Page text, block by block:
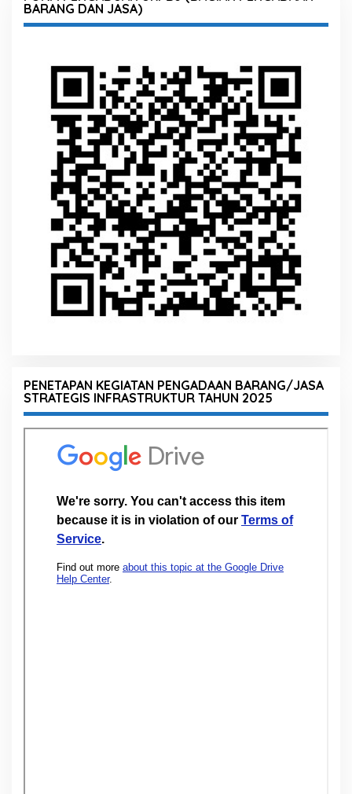
BARANG DAN JASA)
PENETAPAN KEGIATAN PENGADAAN BARANG/JASA
STRATEGIS INFRASTRUKTUR TAHUN 2025